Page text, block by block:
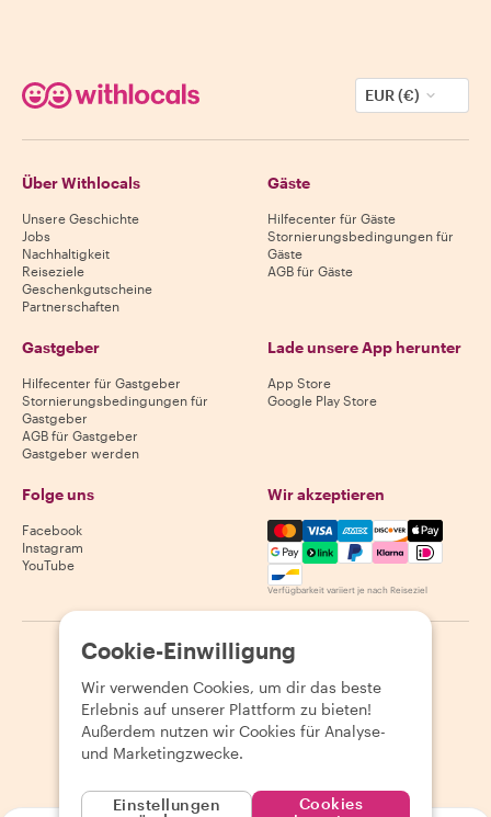
EUR (€)
Über Withlocals
Unsere Geschichte
Jobs
Nachhaltigkeit
Reiseziele
Geschenkgutscheine
Partnerschaften
Gäste
Hilfecenter für Gäste
Stornierungsbedingungen für
Gäste
AGB für Gäste
Gastgeber
Hilfecenter für Gastgeber
Stornierungsbedingungen für
Gastgeber
AGB für Gastgeber
Gastgeber werden
Lade unsere App herunter
App Store
Google Play Store
Folge uns
Facebook
Instagram
YouTube
Wir akzeptieren
Mastercard, Visa, Amex,
Verfügbarkeit variiert je nach Reiseziel
2026 Withlocals.com | Datenschutzerklärung
Seitenübersicht
Cookie-Einwilligung
Wir verwenden Cookies, um dir das beste
Erlebnis auf unserer Plattform zu bieten!
Außerdem nutzen wir Cookies für Analyse-
und Marketingzwecke.
Einstellungen
Cookies